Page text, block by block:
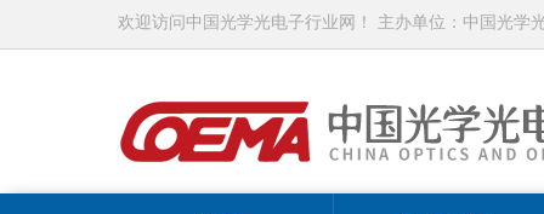
欢迎访问中国光学光电子行业网！ 主办单位：中国光学